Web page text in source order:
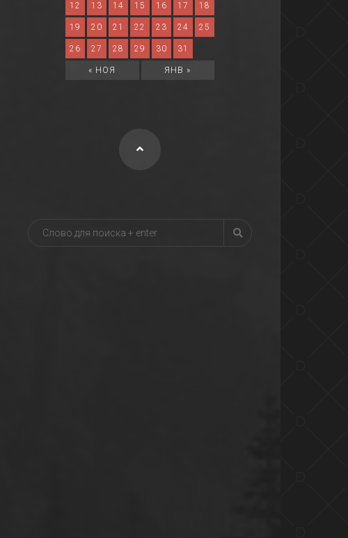
12 13 14 15 16 17 18
19 20 21 22 23 24 25
26 27 28 29 30 31
« НОЯ ЯНВ »